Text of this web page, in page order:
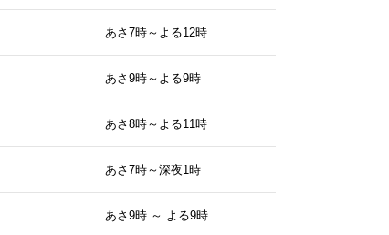
あさ7時～よる12時
あさ9時～よる9時
あさ8時～よる11時
あさ7時～深夜1時
あさ9時 ～ よる9時